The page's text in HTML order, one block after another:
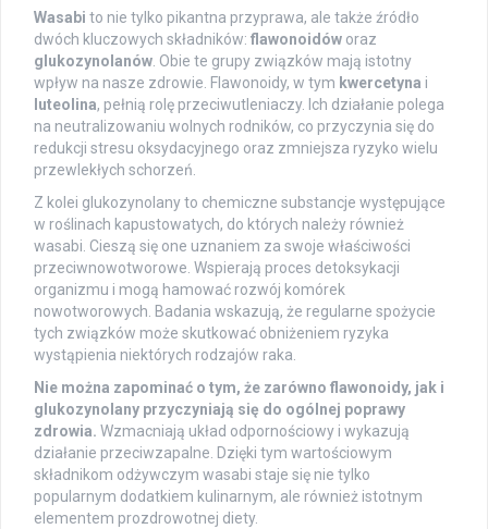
Wasabi to nie tylko pikantna przyprawa, ale także źródło
dwóch kluczowych składników: flawonoidów oraz
glukozynolanów . Obie te grupy związków mają istotny
wpływ na nasze zdrowie. Flawonoidy, w tym kwercetyna i
luteolina, pełnią rolę przeciwutleniaczy. Ich działanie polega
na neutralizowaniu wolnych rodników, co przyczynia się do
redukcji stresu oksydacyjnego oraz zmniejsza ryzyko wielu
przewlekłych schorzeń.
Z kolei glukozynolany to chemiczne substancje występujące
w roślinach kapustowatych, do których należy również
wasabi. Cieszą się one uznaniem za swoje właściwości
przeciwnowotworowe. Wspierają proces detoksykacji
organizmu i mogą hamować rozwój komórek
nowotworowych. Badania wskazują, że regularne spożycie
tych związków może skutkować obniżeniem ryzyka
wystąpienia niektórych rodzajów raka.
Nie można zapominać o tym, że zarówno flawonoidy, jak i
glukozynolany przyczyniają się do ogólnej poprawy
zdrowia. Wzmacniają układ odpornościowy i wykazują
działanie przeciwzapalne. Dzięki tym wartościowym
składnikom odżywczym wasabi staje się nie tylko
popularnym dodatkiem kulinarnym, ale również istotnym
elementem prozdrowotnej diety.